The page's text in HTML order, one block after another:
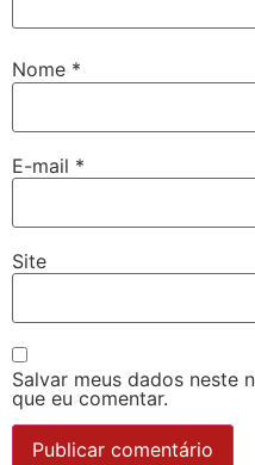
Nome *
E-mail *
Site
Salvar meus dados neste
que eu comentar.